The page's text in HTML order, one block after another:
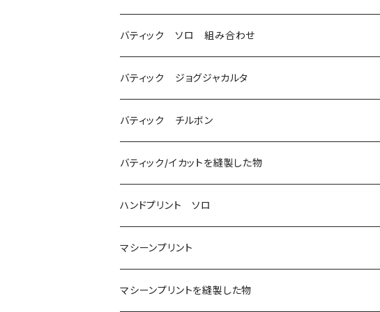
バティック ソロ 組み合わせ
バティック ジョグジャカルタ
バティック チルボン
バティック/イカットを縫製した物
ハンドプリント ソロ
マシーンプリント
マシーンプリントを縫製した物